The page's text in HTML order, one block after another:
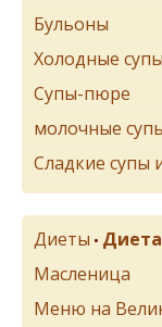
Бульоны
Холодные
Супы-пюре
молочные
Сладкие супы
Диеты •
Масленица
Меню на